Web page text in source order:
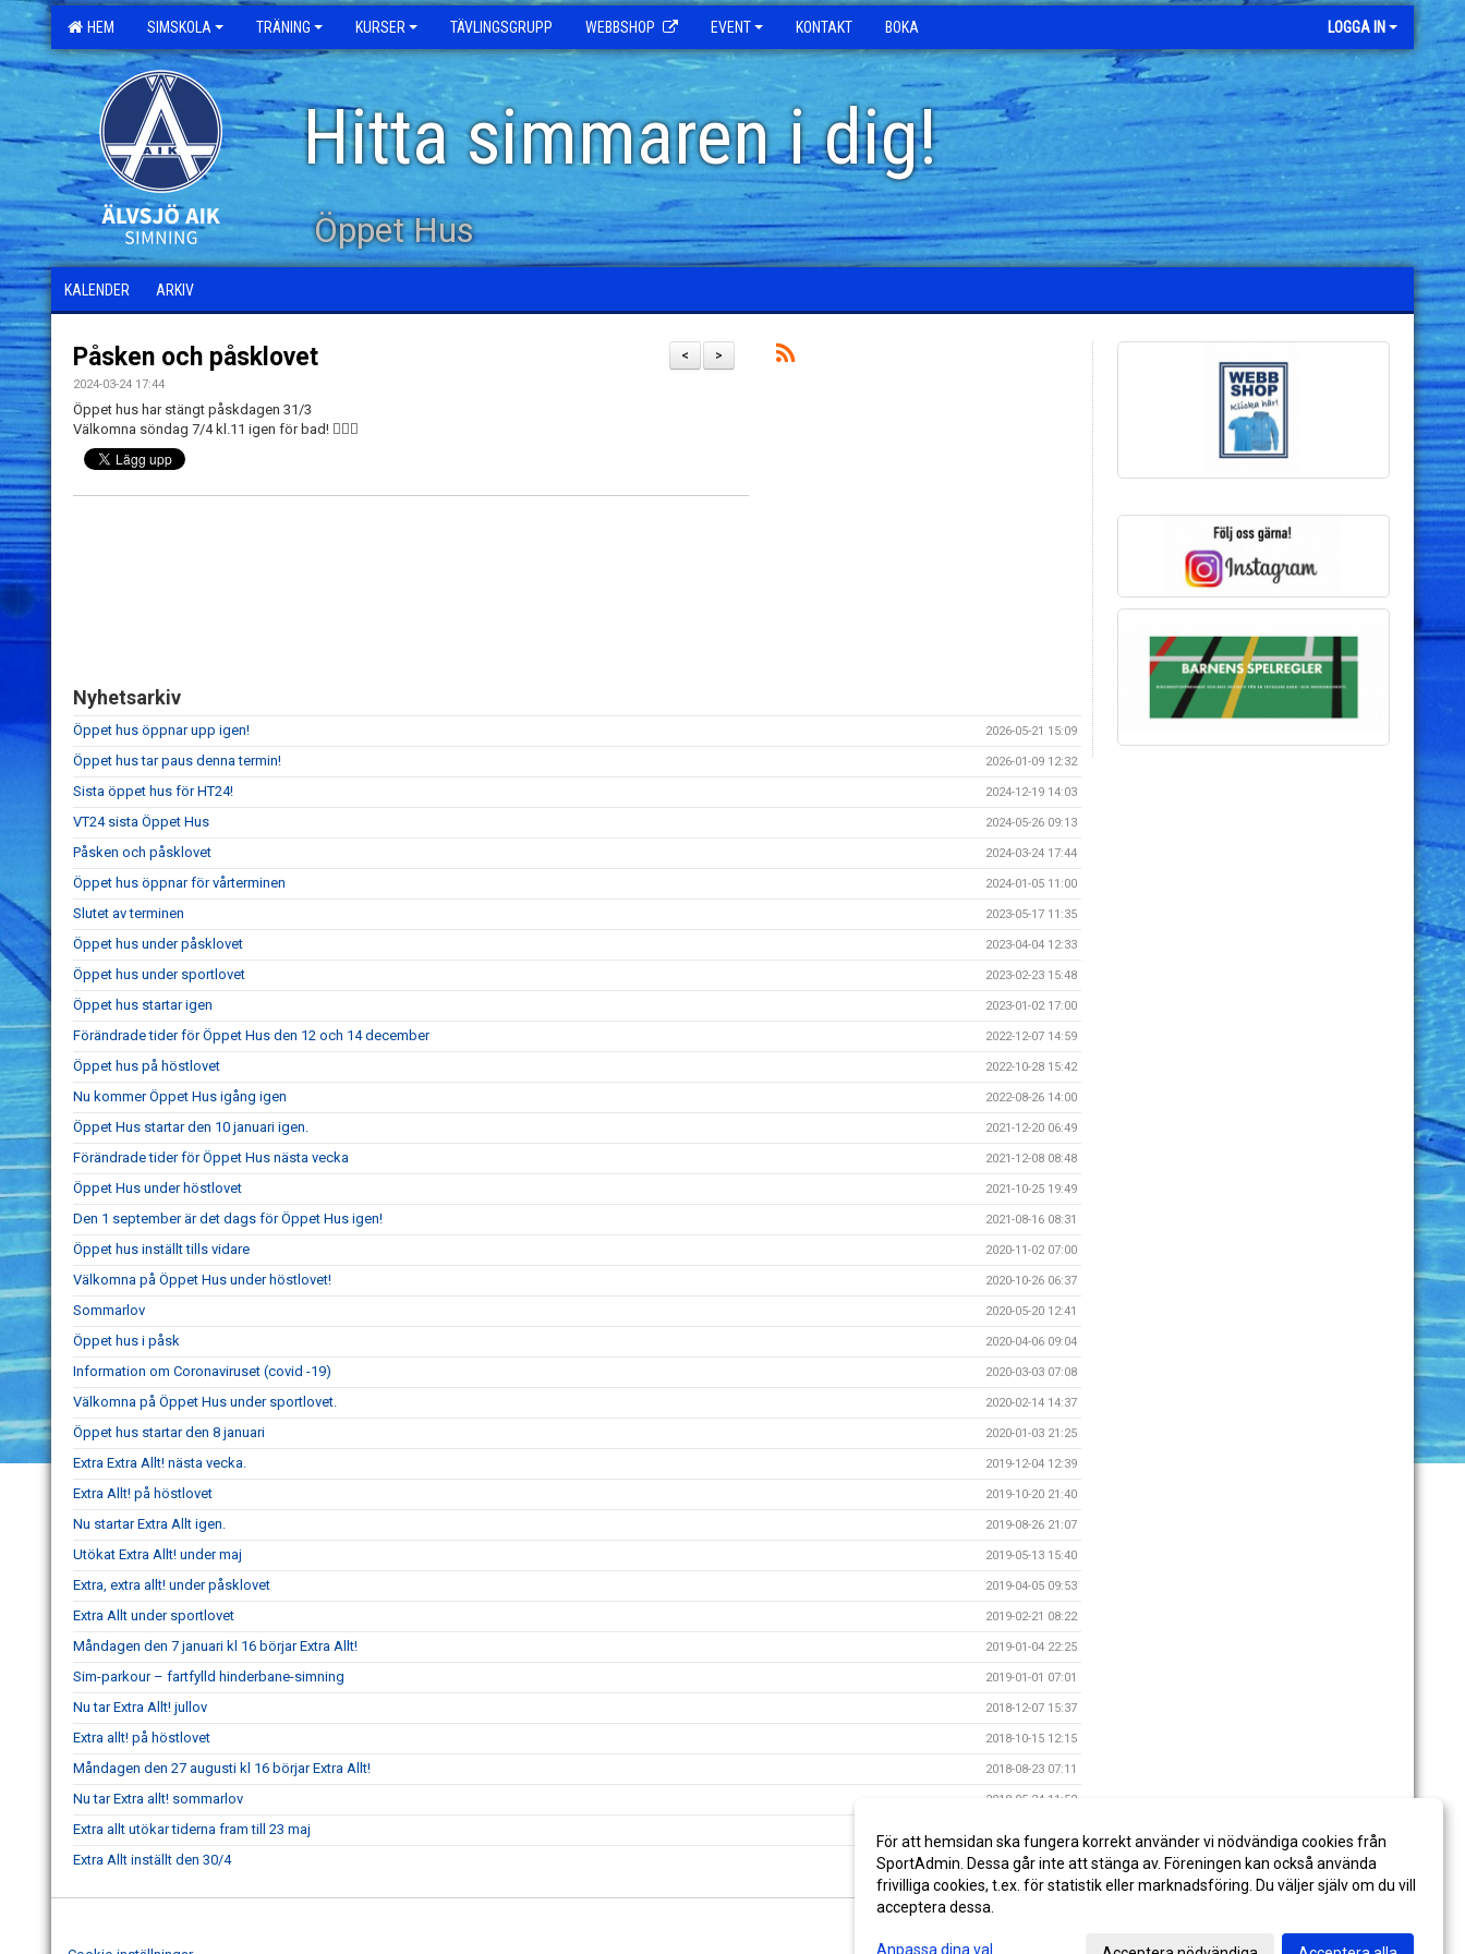
HEM SIMSKOLA TRÄNING KURSER TÄVLINGSGRUPP WEBBSHOP EVENT KONTAKT BOKA LOGGA IN
Hitta simmaren i dig!
Öppet Hus
KALENDER ARKIV
>
<
Påsken och påsklovet
2024-03-24 17:44
Öppet hus har stängt påskdagen 31/3
Välkomna söndag 7/4 kl.11 igen för bad! 🏊🏻‍♀️
Nyhetsarkiv
Öppet hus öppnar upp igen! 2026-05-21 15:09
Öppet hus tar paus denna termin! 2026-01-09 12:32
Sista öppet hus för HT24! 2024-12-19 14:03
VT24 sista Öppet Hus 2024-05-26 09:13
Påsken och påsklovet 2024-03-24 17:44
Öppet hus öppnar för vårterminen 2024-01-05 11:00
Slutet av terminen 2023-05-17 11:35
Öppet hus under påsklovet 2023-04-04 12:33
Öppet hus under sportlovet 2023-02-23 15:48
Öppet hus startar igen 2023-01-02 17:00
Förändrade tider för Öppet Hus den 12 och 14 december 2022-12-07 14:59
Öppet hus på höstlovet 2022-10-28 15:42
Nu kommer Öppet Hus igång igen 2022-08-26 14:00
Öppet Hus startar den 10 januari igen. 2021-12-20 06:49
Förändrade tider för Öppet Hus nästa vecka 2021-12-08 08:48
Öppet Hus under höstlovet 2021-10-25 19:49
Den 1 september är det dags för Öppet Hus igen! 2021-08-16 08:31
Öppet hus inställt tills vidare 2020-11-02 07:00
Välkomna på Öppet Hus under höstlovet! 2020-10-26 06:37
Sommarlov 2020-05-20 12:41
Öppet hus i påsk 2020-04-06 09:04
Information om Coronaviruset (covid -19) 2020-03-03 07:08
Välkomna på Öppet Hus under sportlovet. 2020-02-14 14:37
Öppet hus startar den 8 januari 2020-01-03 21:25
Extra Extra Allt! nästa vecka. 2019-12-04 12:39
Extra Allt! på höstlovet 2019-10-20 21:40
Nu startar Extra Allt igen. 2019-08-26 21:07
Utökat Extra Allt! under maj 2019-05-13 15:40
Extra, extra allt! under påsklovet 2019-04-05 09:53
Extra Allt under sportlovet 2019-02-21 08:22
Måndagen den 7 januari kl 16 börjar Extra Allt! 2019-01-04 22:25
Sim-parkour – fartfylld hinderbane-simning 2019-01-01 07:01
Nu tar Extra Allt! jullov 2018-12-07 15:37
Extra allt! på höstlovet 2018-10-15 12:15
Måndagen den 27 augusti kl 16 börjar Extra Allt! 2018-08-23 07:11
Nu tar Extra allt! sommarlov 2018-05-24 11:52
Extra allt utökar tiderna fram till 23 maj
Extra Allt inställt den 30/4 2018-04-20 07:42
För att hemsidan ska fungera korrekt använder vi nödvändiga cookies från
SportAdmin. Dessa går inte att stänga av. Föreningen kan också använda
frivilliga cookies, t.ex. för statistik eller marknadsföring. Du väljer själv om du vill
acceptera dessa.
Anpassa dina val